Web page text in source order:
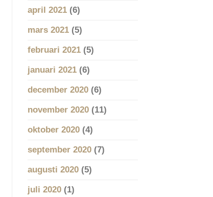
april 2021(6)
mars 2021(5)
februari 2021(5)
januari 2021(6)
december 2020(6)
november 2020(11)
oktober 2020(4)
september 2020(7)
augusti 2020(5)
juli 2020(1)